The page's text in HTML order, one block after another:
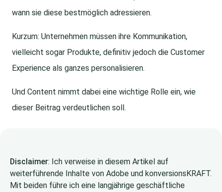
wann sie diese bestmöglich adressieren.
Kurzum: Unternehmen müssen ihre Kommunikation,
vielleicht sogar Produkte, definitiv jedoch die Customer
Experience als ganzes personalisieren.
Und Content nimmt dabei eine wichtige Rolle ein, wie
dieser Beitrag verdeutlichen soll.
Disclaimer: Ich verweise in diesem Artikel auf
weiterführende Inhalte von Adobe und konversionsKRAFT.
Mit beiden führe ich eine langjährige geschäftliche